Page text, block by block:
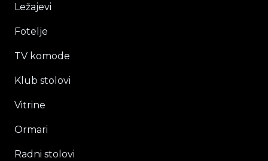
Ležajevi
Fotelje
TV komode
Klub stolovi
Vitrine
Ormari
Radni stolovi